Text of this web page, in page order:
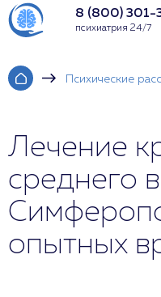
8 (800) 301-
психиатрия 24/7
Психические
Лечение
среднего
опытных